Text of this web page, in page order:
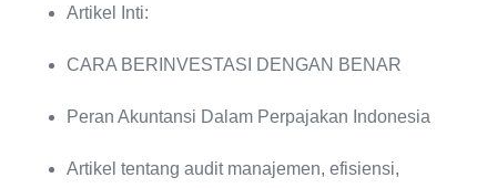
Artikel Inti:
CARA BERINVESTASI DENGAN BENAR
Peran Akuntansi Dalam Perpajakan Indonesia
Artikel tentang audit manajemen, efisiensi,